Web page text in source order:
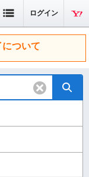
ログイン
について